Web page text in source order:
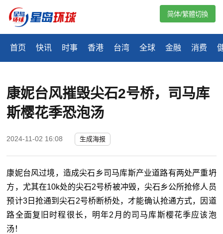
首页 快讯 时事 香港 台湾 全球 金融 消费
简体/繁體切換
康妮台风摧毁尖石2号桥，司马库
斯樱花季恐泡汤
2024-11-02 16:08 生成海报
康妮台风过境，造成尖石乡司马库斯产业道路有两处严重坍
方，尤其在10k处的尖石2号桥被冲毁，尖石乡公所抢修人员
预计3日抢通到尖石2号桥断桥处，才能确认抢通方式，因道
路全面复旧时程很长，明年2月的司马库斯樱花季应该泡
汤！